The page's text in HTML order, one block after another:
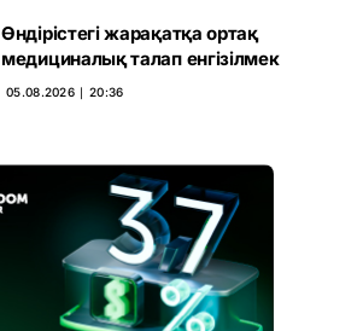
Өндірістегі жарақатқа ортақ
медициналық талап енгізілмек
05.08.2026 ∣ 20:36